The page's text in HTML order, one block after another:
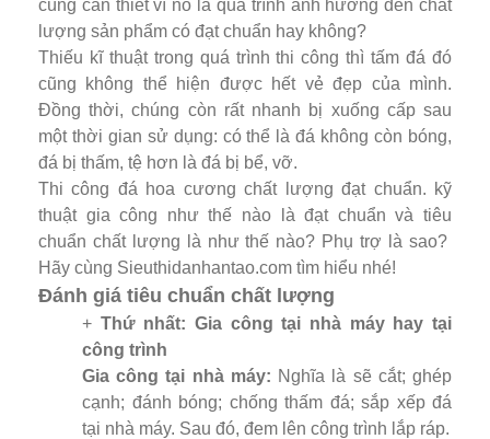
cùng cần thiết vì nó là quá trình ảnh hưởng đến chất
lượng sản phẩm có đạt chuẩn hay không?
Thiếu kĩ thuật trong quá trình thi công thì tấm đá đó
cũng không thể hiện được hết vẻ đẹp của mình.
Đồng thời, chúng còn rất nhanh bị xuống cấp sau
một thời gian sử dụng: có thể là đá không còn bóng,
đá bị thấm, tệ hơn là đá bị bể, vỡ.
Thi công đá hoa cương chất lượng đạt chuẩn. kỹ
thuật gia công như thế nào là đạt chuẩn và tiêu
chuẩn chất lượng là như thế nào? Phụ trợ là sao?
Hãy cùng Sieuthidanhantao.com tìm hiểu nhé!
Đánh giá tiêu chuẩn chất lượng
+ Thứ nhất: Gia công tại nhà máy hay tại
công trình
Gia công tại nhà máy: Nghĩa là sẽ cắt; ghép
cạnh; đánh bóng; chống thấm đá; sắp xếp đá
tại nhà máy. Sau đó, đem lên công trình lắp ráp.